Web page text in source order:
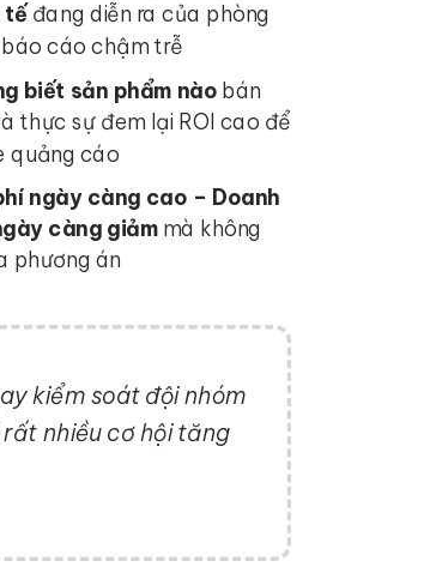
tếđang diễn ra của phòng
cáo chậm trễ
biết sản phẩm nào bán
thực sự đem lại ROI cao để
quảng cáo
ngày càng cao – Doanh
càng giảm mà không
phương án
kiểm soát đội nhóm
nhiều cơ hội tăng